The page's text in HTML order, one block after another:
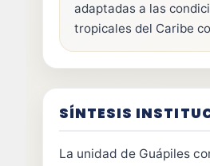
adaptadas a las
tropicales del Caribe
SÍNTESIS
La unidad de Guápiles